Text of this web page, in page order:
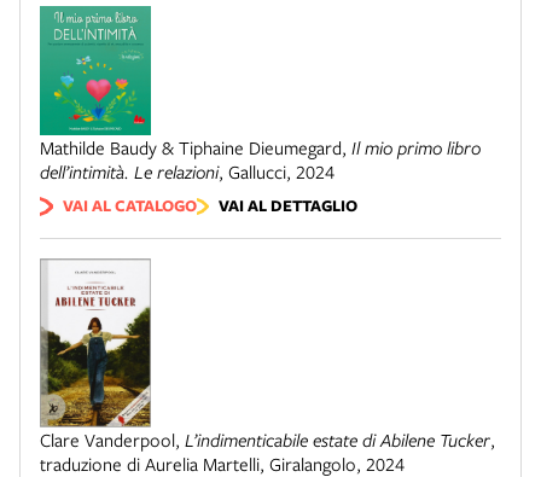
Mathilde Baudy & Tiphaine Dieumegard, Il mio primo libro
dell’intimità. Le relazioni, Gallucci, 2024
VAI AL CATALOGO VAI AL DETTAGLIO
Clare Vanderpool, L’indimenticabile estate di Abilene Tucker,
traduzione di Aurelia Martelli, Giralangolo, 2024